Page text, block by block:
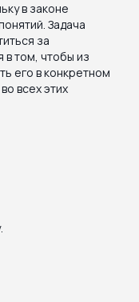
в законе
Задача
за
том, чтобы из
его в конкретном
всех этих